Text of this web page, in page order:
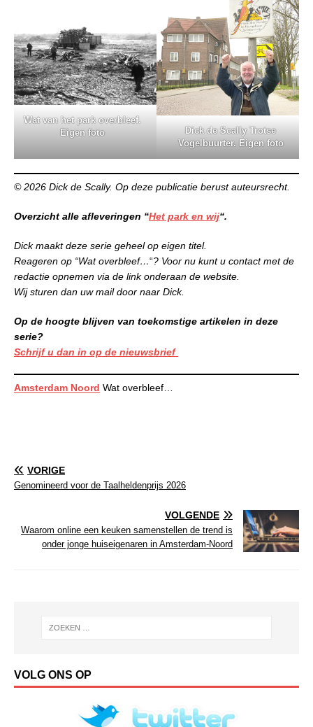
Wat van het park overbleef.
Eigen foto
Dick de Scally Trotse
Vogelbuurter. Eigen foto
© 2026 Dick de Scally. Op deze publicatie berust auteursrecht.
Overzicht alle afleveringen “Het park en wij“.
Dick maakt deze serie geheel op eigen titel.
Reageren op “Wat overbleef…“? Voor nu kunt u contact met de
redactie opnemen via de link onderaan de website.
Wij sturen dan uw mail door naar Dick.
Op de hoogte blijven van toekomstige artikelen in deze
serie?
Schrijf u dan in op de nieuwsbrief
Amsterdam Noord Wat overbleef…
VORIGE
Genomineerd voor de Taalheldenprijs 2026
VOLGENDE
Waarom online een keuken samenstellen de trend is
onder jonge huiseigenaren in Amsterdam-Noord
VOLG ONS OP